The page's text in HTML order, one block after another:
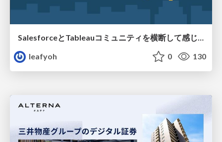
SalesforceとTableauコミュニティを横断して感じたこと（Osaka Dreamin）
leafyoh
0 130